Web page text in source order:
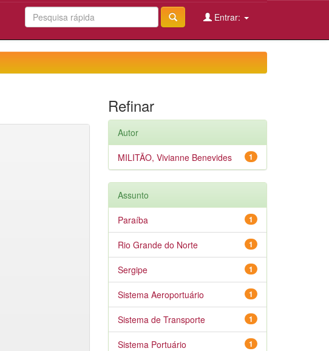
Entrar:
Refinar
Autor
1
MILITÃO, Vivianne Benevides
Assunto
1
Paraíba
1
Rio Grande do Norte
1
Sergipe
1
Sistema Aeroportuário
1
Sistema de Transporte
1
Sistema Portuário